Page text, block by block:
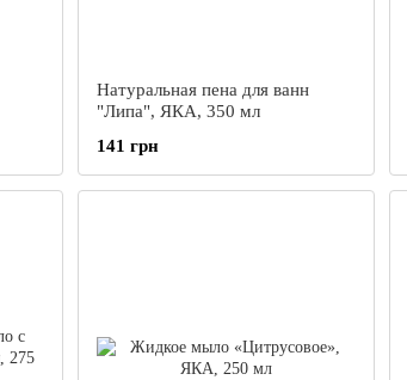
Натуральная пена для ванн
"Липа", ЯКА, 350 мл
141 грн